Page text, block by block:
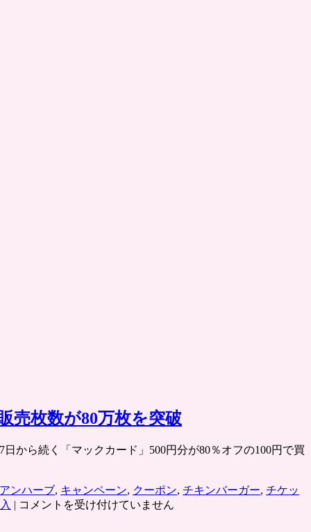
売枚数が80万枚を突破
から続く「マックカード」500円分が80％オフの100円で買
ンハーブ, キャンペーン, クーポン, チキンバーガー, チケッ
| マ
コメントを受け付けていません